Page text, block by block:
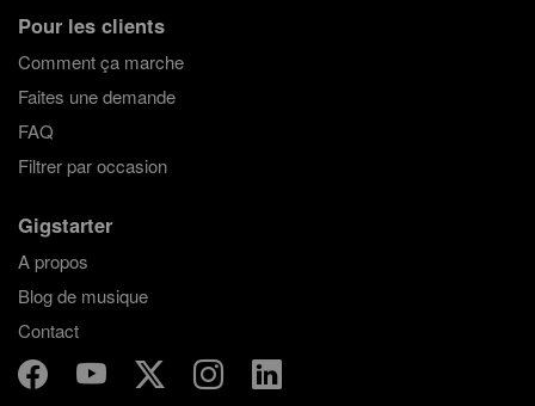
Pour les clients
Comment ça marche
Faites une demande
FAQ
Filtrer par occasion
Gigstarter
A propos
Blog de musique
Contact